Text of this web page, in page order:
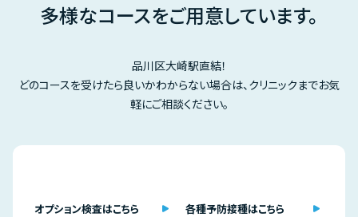
多様なコースをご用意しています。
品川区大崎駅直結！
どのコースを受けたら良いかわからない場合は、クリニックまでお気
軽にご相談ください。
オプション検査はこちら 各種予防接種はこちら